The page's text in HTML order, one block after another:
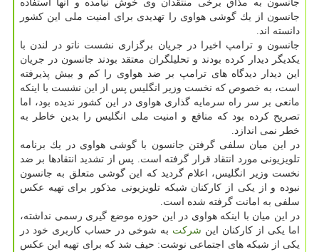
جانسون به مذاق برخی منتقدان وی خوش نیامده و آنها استفاده
جانسون از یك گوشی هواوی را تهدیدی برای امنیت ملی این كشور
دانسته اند.
جانسون و ترامپ اخیرا در جریان برگزاری نشست ناتو در لندن با
یكدیگر دیدار كرده بودند و تحلیلگران معتقد بودند جانسون در جریان
این دیدار دیدگاه های ترامپ بر ضد هواوی را كم و بیش پذیرفته
است، به خصوص كه نخست وزیر انگلیس پس از این نشست با اینكه
مانعی بر سر راه سرمایه گذاری هواوی در این كشور ندیده بود، اما
تصریح كرده بود كه منافع و امنیت ملی انگلیس را بدین خاطر به
خطر نمی اندازد.
در این میان سلفی گرفتن جانسون با گوشی هواوی در یك برنامه
تلویزیونی مورد انتقاد قرار گرفته است. پس از تشدید انتقادها بر ضد
نخست وزیر انگلیس، اعلام گردید كه این گوشی متعلق به جانسون
نبوده و از یكی از كاركنان شبكه تلویزیونی مذكور برای تهیه عكس
سلفی به امانت گرفته شده است.
در این میان با اینكه هواوی در این حوزه موضع گیری رسمی نداشته،
اما یكی از كاركنان این شركت به شوخی در حساب كاربری خود در
یكی از شبكه های اجتماعی نوشت: حیف شد كه برای تهیه این عكس